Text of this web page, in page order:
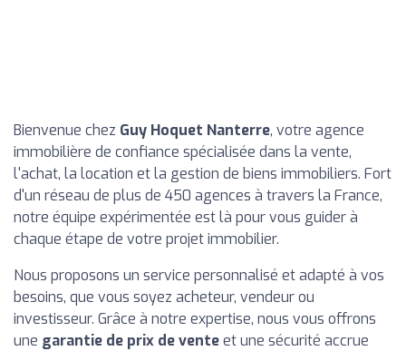
Bienvenue chez Guy Hoquet Nanterre, votre agence
immobilière de confiance spécialisée dans la vente,
l'achat, la location et la gestion de biens immobiliers. Fort
d'un réseau de plus de 450 agences à travers la France,
notre équipe expérimentée est là pour vous guider à
chaque étape de votre projet immobilier.
Nous proposons un service personnalisé et adapté à vos
besoins, que vous soyez acheteur, vendeur ou
investisseur. Grâce à notre expertise, nous vous offrons
une garantie de prix de venteet une sécurité accrue